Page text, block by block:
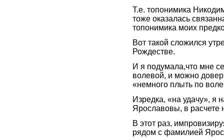
Т.е. топонимика
тоже оказалась
топонимика моих
Вот такой сложился
Рождестве.
И я подумала,что мне
волевой, и можно
«немного плыть по
Изредка, «на удачу»,
Ярославовы, в расчете
В этот раз,
рядом с фамилией